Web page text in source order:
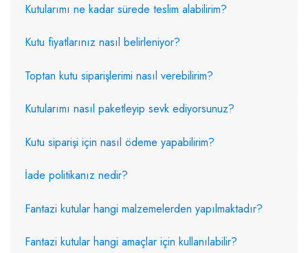
Kutularımı ne kadar sürede teslim alabilirim?
Kutu fiyatlarınız nasıl belirleniyor?
Toptan kutu siparişlerimi nasıl verebilirim?
Kutularımı nasıl paketleyip sevk ediyorsunuz?
Kutu siparişi için nasıl ödeme yapabilirim?
İade politikanız nedir?
Fantazi kutular hangi malzemelerden yapılmaktadır?
Fantazi kutular hangi amaçlar için kullanılabilir?